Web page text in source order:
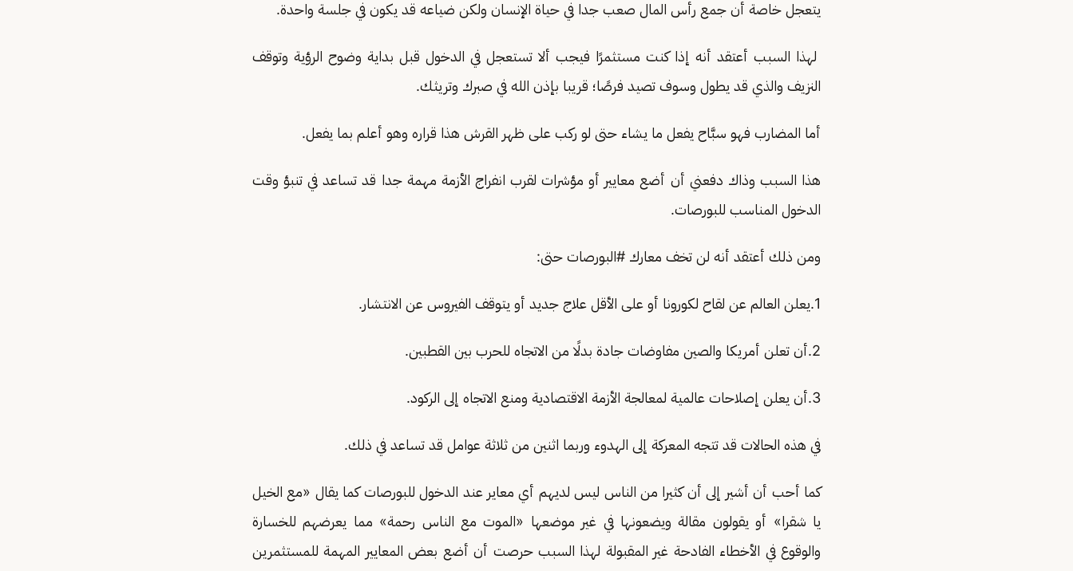
يتعجل خاصة أن جمع رأس المال صعب جدا في حياة الإنسان ولكن ضياعه قد يكون في جلسة واحدة.
لهذا السبب أعتقد أنه إذا كنت مستثمرًا فيجب ألا تستعجل في الدخول قبل بداية وضوح الرؤية وتوقف
النزيف والذي قد يطول وسوف تصيد فرصًا؛ قريبا بإذن الله في صبرك وتريثك.
أما المضارب فهو سبَّاح يفعل ما يشاء حتى لو ركب على ظهر القرش هذا قراره وهو أعلم بما يفعل.
هذا السبب وذاك دفعني أن أضع معايير أو مؤشرات لقرب انفراج الأزمة مهمة جدا قد تساعد في تنبؤ وقت
الدخول المناسب للبورصات.
ومن ذلك أعتقد أنه ‏لن تخف معارك ‎#البورصات حتى:
1.يعلن العالم عن لقاح لكورونا أو على الأقل علاج جديد أو يتوقف الفيروس عن الانتشار.
2.أن تعلن أمريكا والصين مفاوضات جادة بدلًا من الاتجاه للحرب بين القطبين.
3.أن يعلن إصلاحات عالمية لمعالجة الأزمة الاقتصادية ومنع الاتجاه إلى الركود.
في هذه الحالات قد تتجه المعركة إلى الهدوء وربما اثنين من ثلاثة عوامل قد تساعد في ذلك.
كما أحب أن أشير إلى أن كثيرا من الناس ليس لديهم أي معاير عند الدخول للبورصات كما يقال «مع الخيل
يا شقرا» أو يقولون مقالة ويضعونها في غير موضعها «الموت مع الناس رحمة» مما يعرضهم للخسارة
والوقوع في الأخطاء الفادحة غير المقبولة لهذا السبب حرصت أن أضع بعض المعايير المهمة للمستثمرين